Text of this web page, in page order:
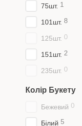
75шт. 1
101шт. 8
125шт. 0
151шт. 2
235шт. 0
Колір Букету
Бежевий 0
Білий 5